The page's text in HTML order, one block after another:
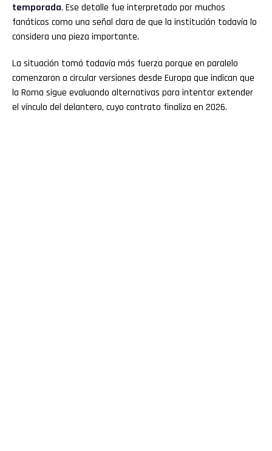
temporada. Ese detalle fue interpretado por muchos
fanáticos como una señal clara de que la institución todavía lo
considera una pieza importante.
La situación tomó todavía más fuerza porque en paralelo
comenzaron a circular versiones desde Europa que indican que
la Roma sigue evaluando alternativas para intentar extender
el vínculo del delantero, cuyo contrato finaliza en 2026.